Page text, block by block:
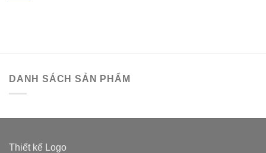
DANH SÁCH SẢN PHẨM
Thiết kế Logo